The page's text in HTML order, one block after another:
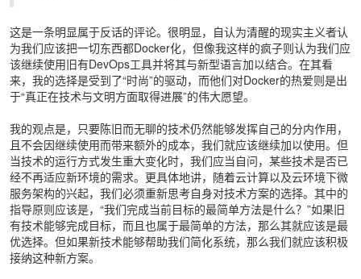
这是一条明显属于反话的评论。很明显，自认为清醒的现实主义者认
为我们应该把一切东西都Docker化，但像我这样的疯子则认为我们应
该继续使用旧有DevOps工具并将其与新型语言加以结合。在其看
来，我的选择是受到了“时尚”的驱动，而他们对Docker的热爱则是出
于“真正在技术与文明方面取得进展”的伟大愿望。
我的观点是，只要陈旧而无聊的技术仍然能够发挥自己的分内作用，
且不会因继续使用而带来额外的成本，我们就应该继续加以使用。但
当技术的运行方式发生重大变化时，我们应当自问，某些技术是否已
经不再适应新环境的需求。更具体地讲，随着云计算以及云环境下微
服务架构的兴起，我们必须重新思考自身对技术方案的选择。其中的
指导原则应该是，“我们完成当前目标的最简单方法是什么？”如果旧
有技术能够完成目标，而且也属于最简单的方法，那么其就应该是最
优选择。但如果新技术能够帮助我们简化系统，那么我们就应该积极
接纳这种新方案。